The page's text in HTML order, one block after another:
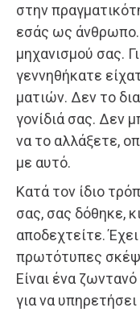
στην
εσάς ως άνθρωπο.
μηχανισμού σας.
γεννηθήκατε
ματιών. Δεν το
γονίδιά σας. Δεν
να το αλλάξετε,
με αυτό.
Κατά τον ίδιο
σας, σας δόθηκε,
αποδεχτείτε.
πρωτότυπες
Είναι ένα
για να